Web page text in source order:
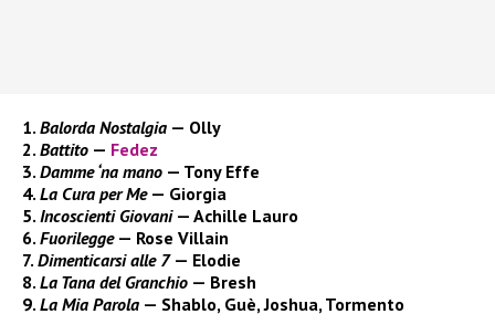
1. Balorda Nostalgia — Olly
2. Battito — Fedez
3. Damme ‘na mano — Tony Effe
4. La Cura per Me— Giorgia
5. Incoscienti Giovani— Achille Lauro
6. Fuorilegge— Rose Villain
7. Dimenticarsi alle 7— Elodie
8. La Tana del Granchio — Bresh
9. La Mia Parola — Shablo, Guè, Joshua, Tormento